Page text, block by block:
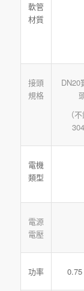
軟管
材質
接頭
規格
DN20
（
304
電機
類型
電源
電壓
功率